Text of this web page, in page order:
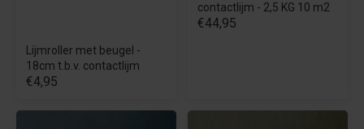
Lijmroller met beugel -
18cm t.b.v. contactlijm
€4,95
contactlijm - 2,5 KG 10 m2
€44,95